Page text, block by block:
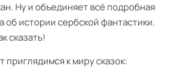
Ну и объединяет всё подробная
об истории сербской фантастики.
сказать!
приглядимся к миру сказок: